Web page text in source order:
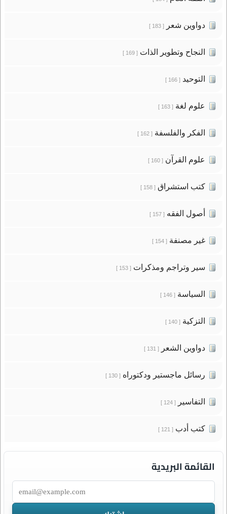
دواوين شعر[ 183 ]
النجاح وتطوير الذات[ 169 ]
التوحيد[ 166 ]
علوم لغة[ 163 ]
الفكر والفلسفة[ 162 ]
علوم القرآن[ 160 ]
كتب استشراق[ 158 ]
أصول الفقه[ 157 ]
غير مصنفة[ 154 ]
سير وتراجم ومذكرات[ 153 ]
السياسة[ 146 ]
التزكية[ 140 ]
دواوين الشعر[ 131 ]
رسائل ماجستير ودكتوراه[ 130 ]
التفاسير[ 124 ]
كتب أدب[ 121 ]
القائمة البريدية